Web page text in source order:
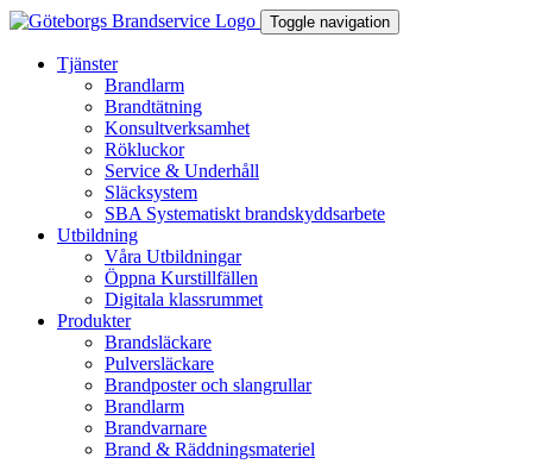
Toggle navigation
Tjänster
Brandlarm
Brandtätning
Konsultverksamhet
Rökluckor
Service & Underhåll
Släcksystem
SBA Systematiskt brandskyddsarbete
Utbildning
Våra Utbildningar
Öppna Kurstillfällen
Digitala klassrummet
Produkter
Brandsläckare
Pulversläckare
Brandposter och slangrullar
Brandlarm
Brandvarnare
Brand & Räddningsmateriel